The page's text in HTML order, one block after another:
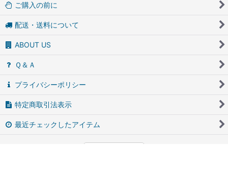
ご購入の前に
配送・送料について
ABOUT US
Ｑ＆Ａ
プライバシーポリシー
特定商取引法表示
最近チェックしたアイテム